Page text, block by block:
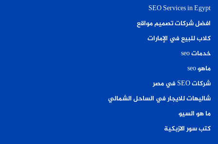
SEO Services in Egypt
افضل شركات تصميم مواقع
كلاب للبيع في الإمارات
خدمات seo
ماهو seo
شركات SEO في مصر
شاليهات للايجار في الساحل الشمالي
ما هو السيو
كتب سور الازبكية